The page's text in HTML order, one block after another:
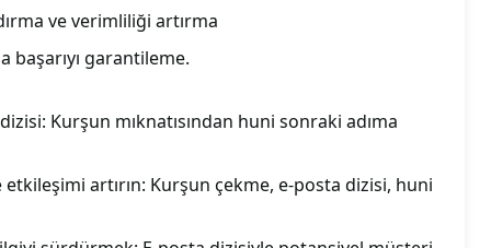
ve verimliliği artırma
başarıyı garantileme.
Kurşun mıknatısından huni sonraki adıma
artırın: Kurşun çekme, e-posta dizisi, huni